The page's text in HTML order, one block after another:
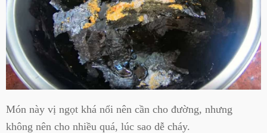
Món này vị ngọt khá nổi nên cần cho đường, nhưng
không nên cho nhiều quá, lúc sao dễ cháy.